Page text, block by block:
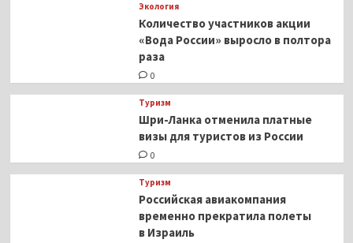
Экология
Количество участников акции
«Вода России» выросло в полтора
раза
0
Туризм
Шри-Ланка отменила платные
визы для туристов из России
0
Туризм
Российская авиакомпания
временно прекратила полеты
в Израиль